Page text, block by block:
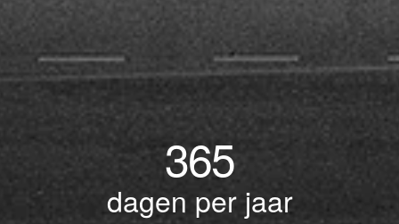
365
dagen per jaar